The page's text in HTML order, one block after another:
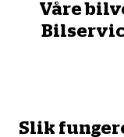
Våre
Slik